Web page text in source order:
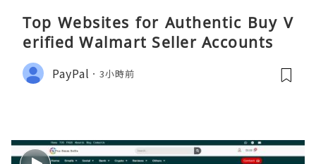
Top Websites for Authentic Buy V
erified Walmart Seller Accounts
PayPal 3小時前